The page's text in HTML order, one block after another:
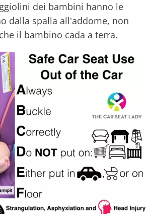
dei bambini hanno le
dalla spalla all'addome, non
il bambino cada a terra.